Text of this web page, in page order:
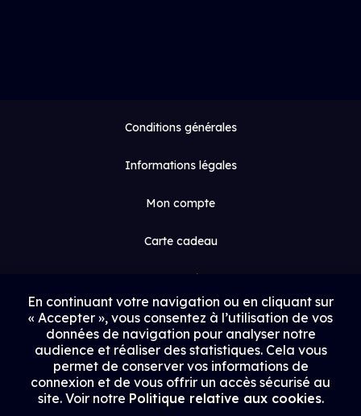
Conditions générales
Informations légales
Mon compte
Carte cadeau
Espace médias
Contact
Proposer un film
Rejoindre Uptrack
En continuant votre navigation ou en cliquant sur
« Accepter », vous consentez à l’utilisation de vos
données de navigation pour analyser notre
audience et réaliser des statistiques. Cela vous
permet de conserver vos informations de
connexion et de vous offrir un accès sécurisé au
site. Voir notre Politique relative aux cookies.